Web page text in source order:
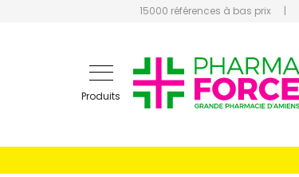
15000 références à bas prix |
Produits